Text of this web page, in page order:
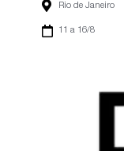
Rio de Janeiro
11 a 16/8